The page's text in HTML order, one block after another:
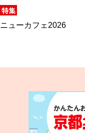
特集
ニューカフェ2026